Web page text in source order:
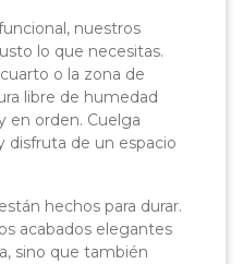
nuestros
lo que necesitas.
o la zona de
libre de humedad
en orden. Cuelga
disfruta de un espacio
hechos para durar.
acabados elegantes
sino que también